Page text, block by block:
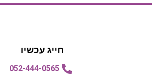
חייג עכשיו
052-444-0565